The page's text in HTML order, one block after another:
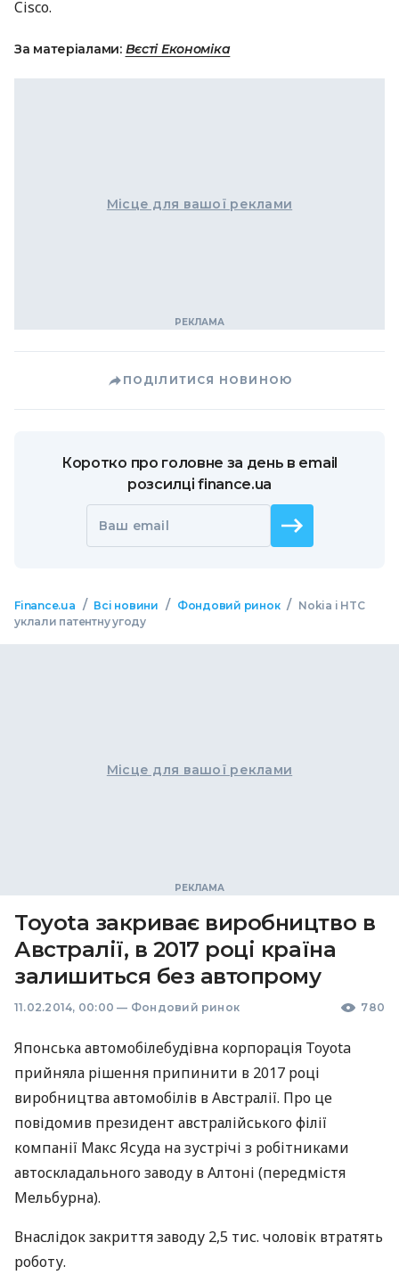
Cisco.
За матеріалами: Вєсті Економіка
Місце для вашої реклами
ПОДІЛИТИСЯ НОВИНОЮ
Коротко про головне за день в email
розсилці finance.ua
Ваш email
Finance.ua / Всі новини / Фондовий ринок / Nokia і HTC
уклали патентну угоду
Місце для вашої реклами
Toyota закриває виробництво в
Австралії, в 2017 році країна
залишиться без автопрому
11.02.2014, 00:00 — Фондовий ринок 780
Японська автомобілебудівна корпорація Toyota
прийняла рішення припинити в 2017 році
виробництва автомобілів в Австралії. Про це
повідомив президент австралійського філії
компанії Макс Ясуда на зустрічі з робітниками
автоскладального заводу в Алтоні (передмістя
Мельбурна).
Внаслідок закриття заводу 2,5 тис. чоловік втратять
роботу.